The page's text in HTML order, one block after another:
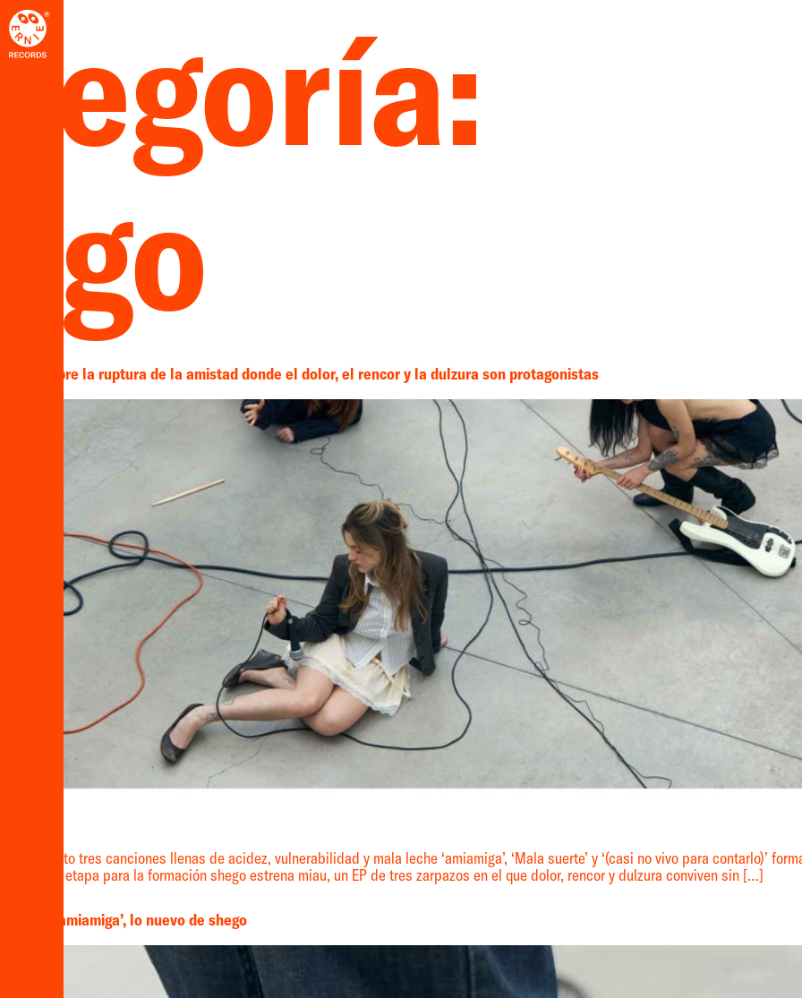
EP sobre la ruptura de la amistad donde el dolor, el rencor y la dulzura son protagonistas
proyecto tres canciones llenas de acidez, vulnerabilidad y mala leche ‘amiamiga’, ‘Mala suerte’ y ‘(casi no vivo para contarlo)’
nueva etapa para la formación shego estrena miau, un EP de tres zarpazos en el que dolor, rencor y dulzura conviven sin […]
‘amiamiga’, lo nuevo de shego